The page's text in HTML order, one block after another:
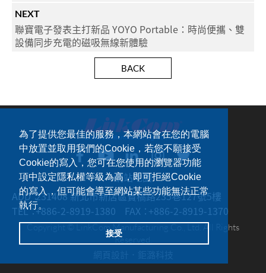
為了提供您最佳的服務，本網站會在您的電腦
中放置並取用我們的Cookie，若您不願接受
Cookie的寫入，您可在您使用的瀏覽器功能
項中設定隱私權等級為高，即可拒絕Cookie
的寫入，但可能會導至網站某些功能無法正常
執行。
接受
NEXT
聯寶電子發表主打新品 YOYO Portable：時尚便攜、雙
設備同步充電的磁吸無線新體驗
BACK
網站地圖
ADD：231408 新北市新店區寶橋路235巷127號5樓
TEL：+886-2-8919-1380 FAX：+886-2-8919-1370
Copyright © LinkCom Manufacturing Co., Ltd. All Rights
Reserved.